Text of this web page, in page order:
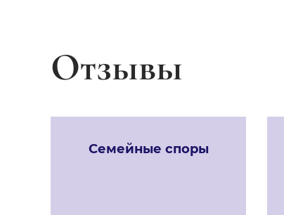
Отзывы
Семейные споры